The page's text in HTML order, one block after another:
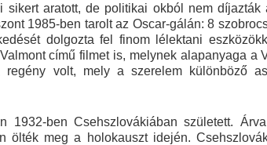
sikert aratott, de politikai okból nem díjazták
1985-ben tarolt az Oscar-gálán: 8
dolgozta fel finom lélektani
című filmet is, melynek alapanyaga a
regény volt, mely a szerelem különböző
1932-ben Csehszlovákiában született.
ölték meg a holokauszt idején.